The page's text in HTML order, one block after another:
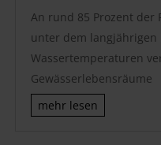
An rund 85 Prozent der
unter dem langjährigen
Wassertemperaturen
Gewässerlebensräume
mehr lesen